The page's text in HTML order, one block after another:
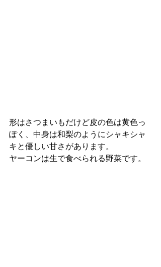
形はさつまいもだけど皮の色は黄色っ
ぽく、中身は和梨のようにシャキシャ
キと優しい甘さがあります。
ヤーコンは生で食べられる野菜です。